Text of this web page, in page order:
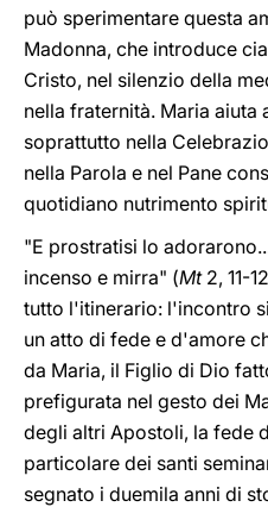
può sperimentare questa
Madonna, che introduce
Cristo, nel silenzio della
nella fraternità. Maria aiuta
soprattutto nella
nella Parola e nel Pane
quotidiano nutrimento
"E prostratisi lo
incenso e mirra" (Mt2, 11-
tutto l'itinerario: l'incontro
un atto di fede e d'amore
da Maria, il Figlio di Dio
prefigurata nel gesto dei
degli altri Apostoli, la fede
particolare dei santi
segnato i duemila anni di